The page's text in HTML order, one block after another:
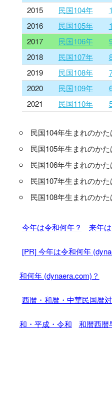
2015
民国104年
2016
民国105年
2017
民国106年
2018
民国107年
2019
民国108年
2020
民国109年
2021
民国110年
民国104年生まれのかた
民国105年生まれのかた
民国106年生まれのかた
民国107年生まれのかた
民国108年生まれのかた
今年は令和何年？ 来年
[PR] 今年は令和何年
和何年 (dynaera.com)？
西暦・和暦・中華民国暦
和・平成・令和 和暦西暦